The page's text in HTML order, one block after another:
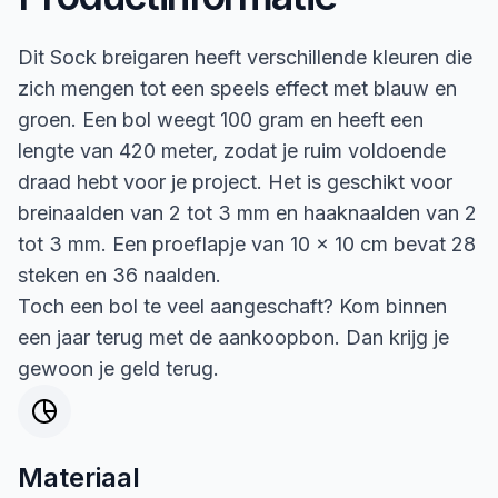
Dit Sock breigaren heeft verschillende kleuren die
zich mengen tot een speels effect met blauw en
groen. Een bol weegt 100 gram en heeft een
lengte van 420 meter, zodat je ruim voldoende
draad hebt voor je project. Het is geschikt voor
breinaalden van 2 tot 3 mm en haaknaalden van 2
tot 3 mm. Een proeflapje van 10 x 10 cm bevat 28
steken en 36 naalden.
Toch een bol te veel aangeschaft? Kom binnen
een jaar terug met de aankoopbon. Dan krijg je
gewoon je geld terug.
Materiaal